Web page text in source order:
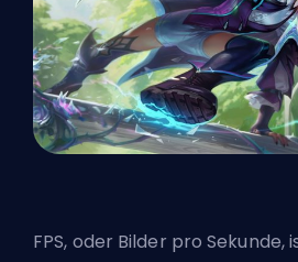
FPS, oder Bilder pro Sekunde,